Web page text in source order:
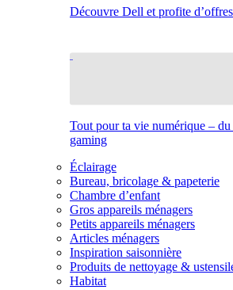
Découvre Dell et profite
Tout pour ta vie numérique – du
gaming
Éclairage
Bureau, bricolage & papeterie
Chambre d’enfant
Gros appareils ménagers
Petits appareils ménagers
Articles ménagers
Inspiration saisonnière
Produits de nettoyage &
Habitat